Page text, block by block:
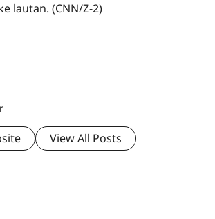
lautan. (CNN/Z-2)
View All Posts